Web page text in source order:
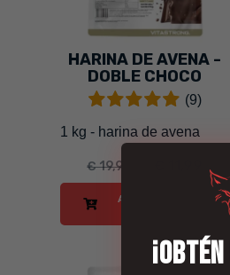
HARINA DE AVENA -
DOBLE CHOCO
(9)
1 kg - harina de avena
€ 19,99
AÑADIR A LA
¡OBTÉN